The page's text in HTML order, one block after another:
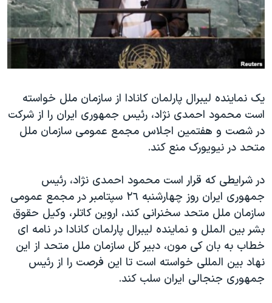
فرهنگ و زندگی
حقوق شهروندی
اقتصادی
اسرائیل در جنگ
گالری عکس
آرشیو پخش زنده
مستندها
انتخابات ریاست جمهوری آمریکا ۲۰۲۴
حمله جمهوری اسلامی به اسرائیل
ورزش زنان در ایران
اعتراضات زن، زندگی، آزادی
مجموعه مستندهای دادخواهی
دادگاه حمید نوری
چهل سال گروگان‌گیری
قانون شفافیت دارائی کادر رهبری ایران
اعتراضات مردمی آبان ۹۸
اسرائیل در جنگ
دنبال کنید
زبانهای مختلف
یک نماینده لیبرال پارلمان کانادا از سازمان ملل خواسته
است محمود احمدی نژاد، رئیس جمهوری ایران را از شرکت
در شصت و هفتمین اجلاس مجمع عمومی سازمان ملل
متحد در نیویورک منع کند.
در شرایطی که قرار است محمود احمدی نژاد، رئیس
جمهوری ایران روز چهارشنبه ٢٦ سپتامبر در مجمع عمومی
سازمان ملل متحد سخنرانی کند، اروین کاتلر، وکیل حقوق
بشر بین الملل و نماینده لیبرال پارلمان کانادا در نامه ای
خطاب به بان کی مون، دبیر کل سازمان ملل متحد از این
نهاد بین المللی خواسته است تا این فرصت را از رئیس
جمهوری جنجالی ایران سلب کند.